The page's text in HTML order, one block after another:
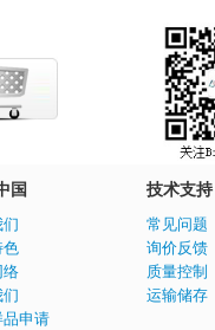
国
申请
技术支持
常见问题
询价反馈
质量控制
运输储存